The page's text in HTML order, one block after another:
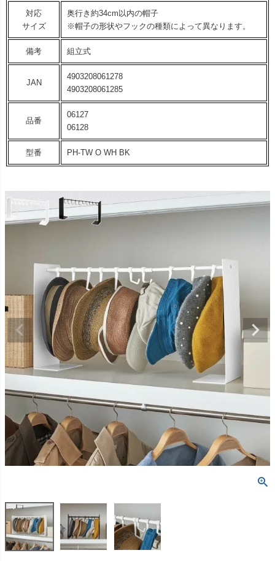
対応
サイズ
奥行き約34cm以内の帽子
※帽子の形状やフックの種類によって異なります。
備考 組立式
JAN
4903208061278
4903208061285
品番
06127
06128
型番 PH-TW O WH BK